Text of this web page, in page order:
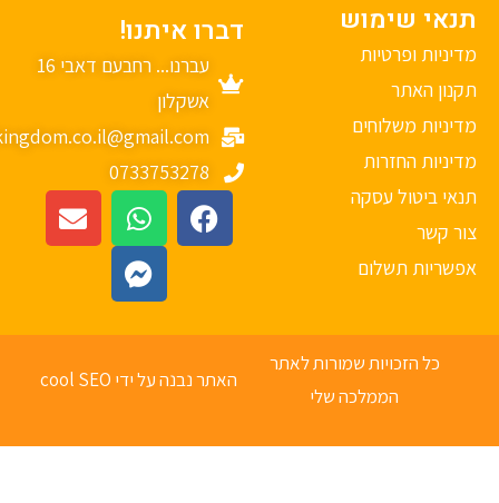
שימוש
ופרטיות
האתר
משלוחים
החזרות
ביטול עסקה
קשר
תשלום
דברו איתנו!
עברנו... רחבעם דאבי 16
אשקלון
mykingdom.co.il@gmail.com
0733753278
כל הזכויות שמורות לאתר
הממלכה שלי
האתר נבנה על ידי cool SEO